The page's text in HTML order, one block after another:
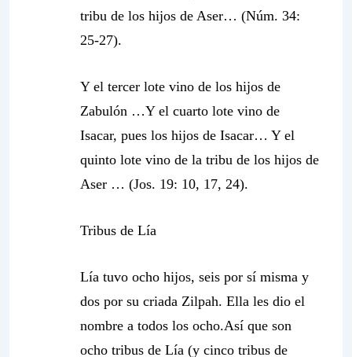
tribu de los hijos de Aser… (Núm. 34:
25-27).
Y el tercer lote vino de los hijos de
Zabulón …Y el cuarto lote vino de
Isacar, pues los hijos de Isacar… Y el
quinto lote vino de la tribu de los hijos de
Aser … (Jos. 19: 10, 17, 24).
Tribus de Lía
Lía tuvo ocho hijos, seis por sí misma y
dos por su criada Zilpah. Ella les dio el
nombre a todos los ocho.Así que son
ocho tribus de Lía (y cinco tribus de